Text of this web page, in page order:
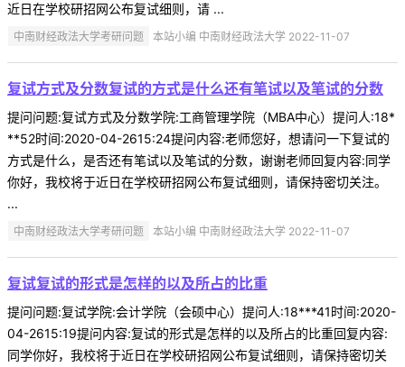
近日在学校研招网公布复试细则，请 ...
中南财经政法大学考研问题 本站小编 中南财经政法大学 2022-11-07
复试方式及分数复试的方式是什么还有笔试以及笔试的分数
提问问题:复试方式及分数学院:工商管理学院（MBA中心）提问人:18*
**52时间:2020-04-2615:24提问内容:老师您好，想请问一下复试的
方式是什么，是否还有笔试以及笔试的分数，谢谢老师回复内容:同学
你好，我校将于近日在学校研招网公布复试细则，请保持密切关注。
...
中南财经政法大学考研问题 本站小编 中南财经政法大学 2022-11-07
复试复试的形式是怎样的以及所占的比重
提问问题:复试学院:会计学院（会硕中心）提问人:18***41时间:2020-
04-2615:19提问内容:复试的形式是怎样的以及所占的比重回复内容:
同学你好，我校将于近日在学校研招网公布复试细则，请保持密切关